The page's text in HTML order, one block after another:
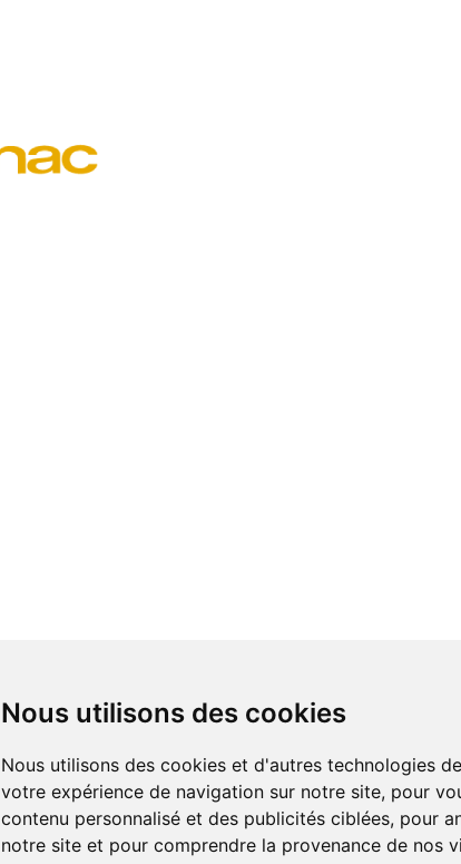
Nous utilisons des cookies
Nous utilisons des cookies et d'autres technologies de suivi pour améliorer
votre expérience de navigation sur notre site, pour
contenu personnalisé et des publicités ciblées, pour
notre site et pour comprendre la provenance de nos